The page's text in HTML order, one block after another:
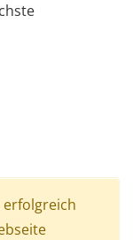
erfolgreich